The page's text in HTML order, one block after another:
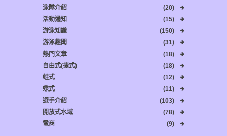
泳隊介紹
(20)
活動通知
(15)
游泳知識
(150)
游泳趣聞
(31)
熱門文章
(18)
自由式(捷式)
(18)
蛙式
(12)
蝶式
(11)
選手介紹
(103)
開放式水域
(78)
電商
(9)